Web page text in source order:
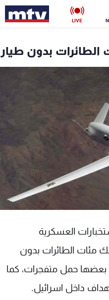
LIVE
الطائرات بدون طيار
العسكرية
مئات الطائرات بدون
بعضها حمل متفجرات، كما
داخل اسرائيل.
فن
رياضة
معنا